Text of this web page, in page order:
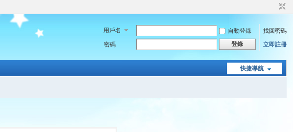
用戶名 自動登錄
找回密碼
密碼
登錄 立即註冊
快捷導航